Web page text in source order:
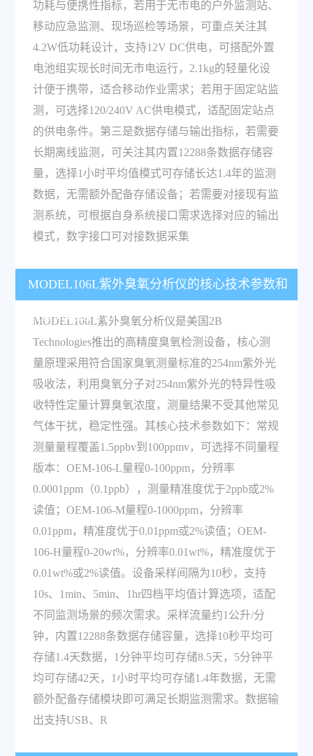
功耗与便携性指标，若用于无市电的户外监测站、
移动应急监测、现场巡检等场景，可重点关注其
4.2W低功耗设计，支持12V DC供电，可搭配外置
电池组实现长时间无市电运行，2.1kg的轻量化设
计便于携带，适合移动作业需求；若用于固定站监
测，可选择120/240V AC供电模式，适配固定站点
的供电条件。第三是数据存储与输出指标，若需要
长期离线监测，可关注其内置12288条数据存储容
量，选择1小时平均值模式可存储长达1.4年的监测
数据，无需额外配备存储设备；若需要对接现有监
测系统，可根据自身系统接口需求选择对应的输出
模式，数字接口可对接数据采集
MODEL106L紫外臭氧分析仪的核心技术参数和
测量原理是什么？
MODEL106L紫外臭氧分析仪是美国2B
Technologies推出的高精度臭氧检测设备，核心测
量原理采用符合国家臭氧测量标准的254nm紫外光
吸收法，利用臭氧分子对254nm紫外光的特异性吸
收特性定量计算臭氧浓度，测量结果不受其他常见
气体干扰，稳定性强。其核心技术参数如下：常规
测量量程覆盖1.5ppbv到100ppmv，可选择不同量程
版本：OEM-106-L量程0-100ppm，分辨率
0.0001ppm（0.1ppb），测量精准度优于2ppb或2%
读值；OEM-106-M量程0-1000ppm，分辨率
0.01ppm，精准度优于0.01ppm或2%读值；OEM-
106-H量程0-20wt%，分辨率0.01wt%，精准度优于
0.01wt%或2%读值。设备采样间隔为10秒，支持
10s、1min、5min、1hr四档平均值计算选项，适配
不同监测场景的频次需求。采样流量约1公升/分
钟，内置12288条数据存储容量，选择10秒平均可
存储1.4天数据，1分钟平均可存储8.5天，5分钟平
均可存储42天，1小时平均可存储1.4年数据，无需
额外配备存储模块即可满足长期监测需求。数据输
出支持USB、R